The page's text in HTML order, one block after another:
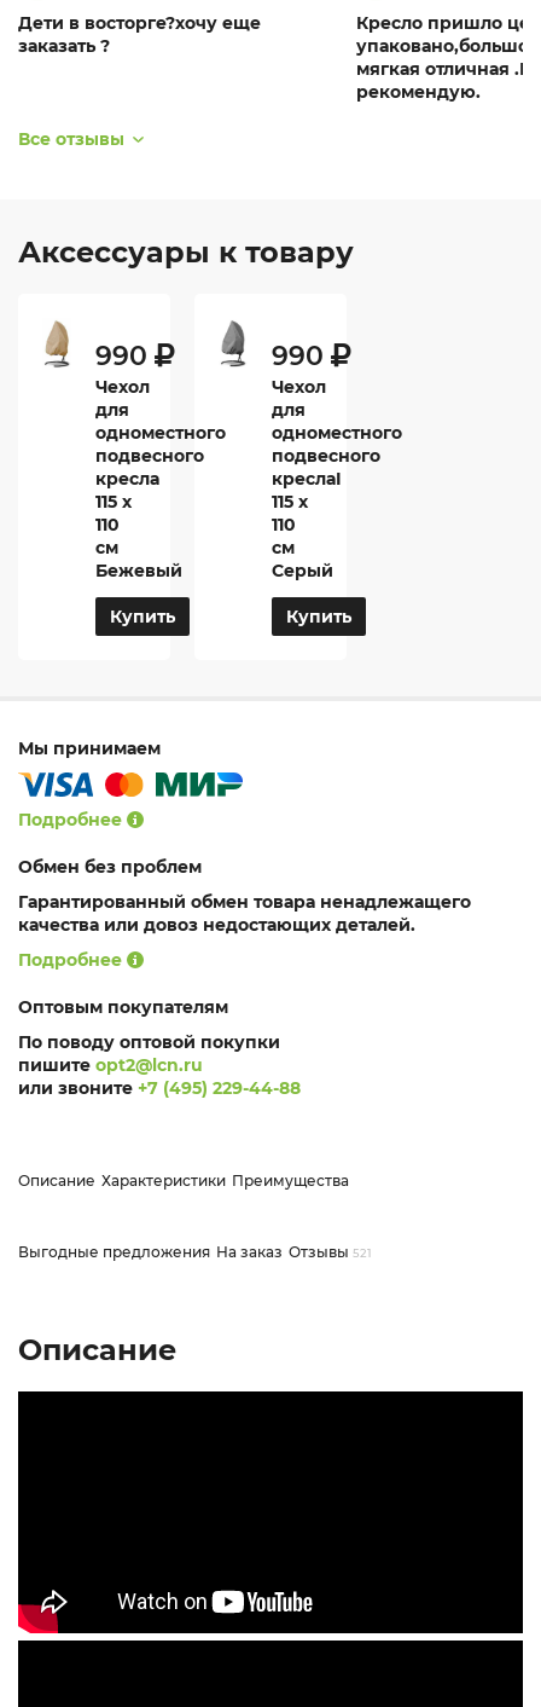
Дети в восторге?хочу еще
заказать ?
Кресло пришло
мягкая отличная .К
рекомендую.
Все отзывы
Аксессуары к товару
990
Чехол
для
одноместного
подвесного
кресла
115 х
110
см
Бежевый
Купить
990
Чехол
для
одноместного
подвесного
креслаI
115 х
110
см
Серый
Купить
Мы принимаем
Подробнее
Обмен без проблем
Гарантированный обмен товара ненадлежащего
качества или довоз недостающих деталей.
Подробнее
Оптовым покупателям
По поводу оптовой покупки
пишите opt2@lcn.ru
или звоните +7 (495) 229-44-88
Описание Характеристики Преимущества
Выгодные предложения На заказ Отзывы 521
Описание